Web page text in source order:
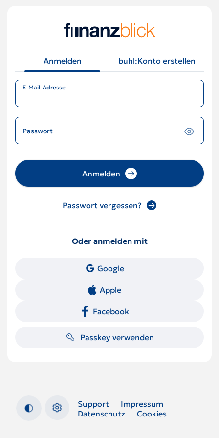
Anmelden buhl:Konto erstellen
E-Mail-Adresse
Passwort
Anmelden
Passwort vergessen?
Oder anmelden mit
Google
Apple
Facebook
Passkey verwenden
Support
Impressum
Datenschutz
Cookies